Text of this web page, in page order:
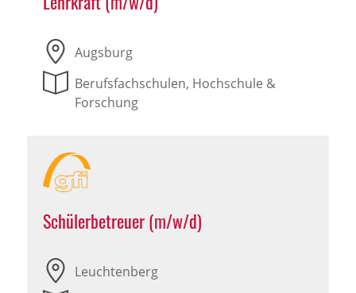
Augsburg
Berufsfachschulen, Hochschule &
Forschung
Schülerbetreuer (m/w/d)
Leuchtenberg